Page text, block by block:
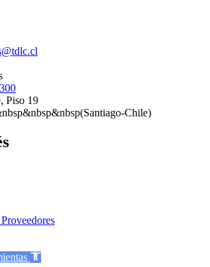
Piso 19
Chile)